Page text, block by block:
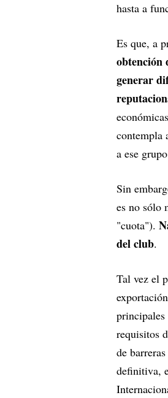
hasta a
Es que, a
obtención
generar
contempla
a ese
Sin
es no sólo
"cuota").
del club.
Tal vez el
principales
requisitos
de
definitiva,